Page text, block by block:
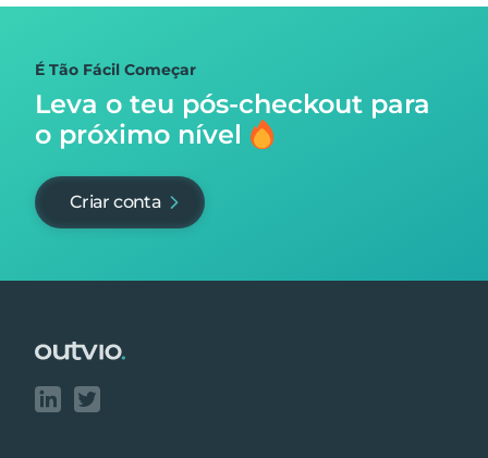
É Tão Fácil Começar
Leva o teu pós-checkout para
o próximo nível
Criar conta